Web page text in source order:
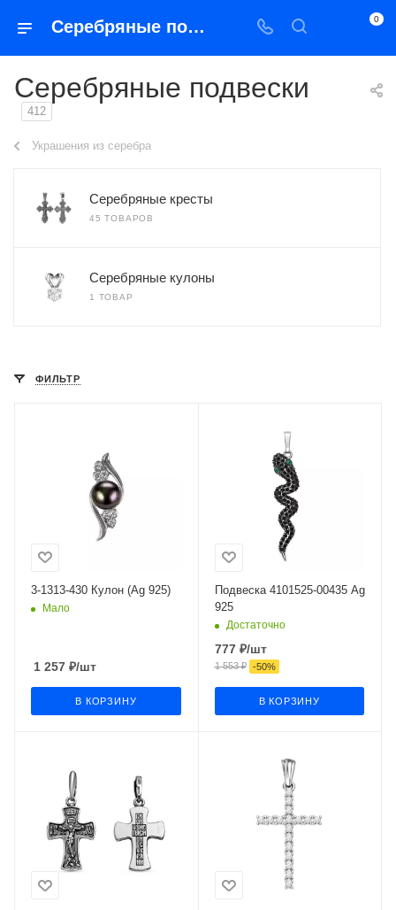
Серебряные подвески 0
Серебряные подвески
412
Украшения из серебра
Серебряные кресты
45 ТОВАРОВ
Серебряные кулоны
1 ТОВАР
ФИЛЬТР
3-1313-430 Кулон (Ag 925)
Мало
1 257 ₽/шт
В КОРЗИНУ
Подвеска 4101525-00435 Ag
925
Достаточно
777₽/шт
1 553₽ -50%
В КОРЗИНУ